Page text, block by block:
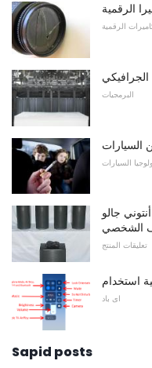
الرقمية
الرقمية
الجرافيكي
البرمجيات
السيارات
السيارات
أنتوني جالو Acoustics كلاسيكو نظام مكبر الصوت
الشخصي
تعليقات المنتج
اى باد
Sapid posts